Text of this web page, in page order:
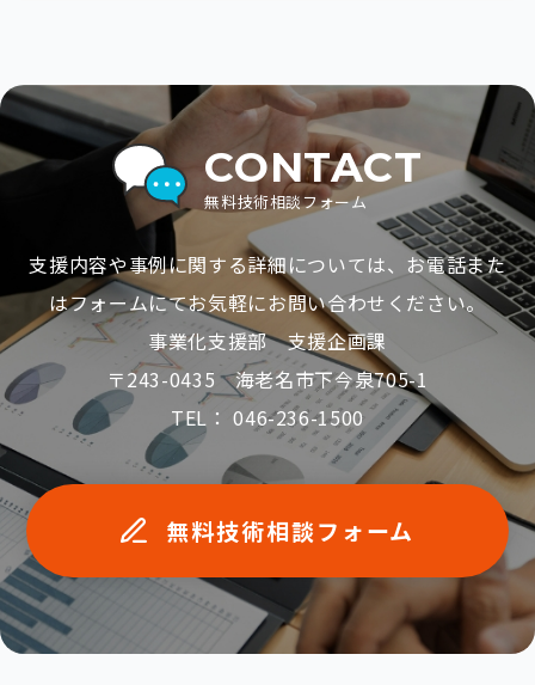
CONTACT
無料技術相談フォーム
支援内容や事例に関する詳細については、お電話また
はフォームにてお気軽にお問い合わせください。
事業化支援部 支援企画課
〒243-0435 海老名市下今泉705-1
TEL： 046-236-1500
無料技術相談フォーム